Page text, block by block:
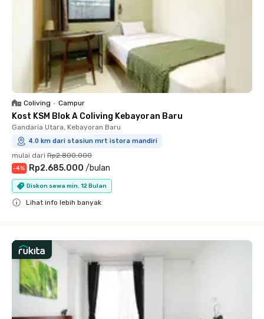
Coliving • Campur
Kost KSM Blok A Coliving Kebayoran Baru
Gandaria Utara, Kebayoran Baru
4.0 km dari stasiun mrt istora mandiri
mulai dari Rp2.800.000
-4% Rp2.685.000 /bulan
Diskon sewa min. 12 Bulan
Lihat info lebih banyak